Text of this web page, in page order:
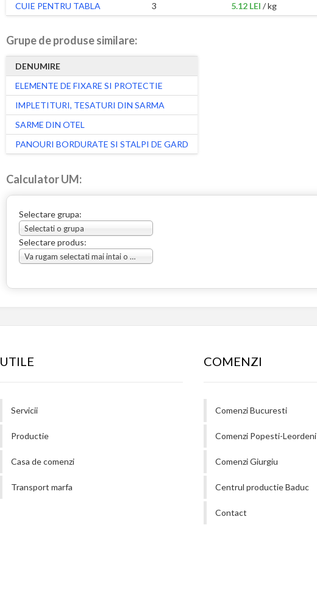
CUIE PENTRU TABLA
3 5.12 LEI / kg
Grupe de produse similare:
DENUMIRE
ELEMENTE DE FIXARE SI PROTECTIE
IMPLETITURI, TESATURI DIN SARMA
SARME DIN OTEL
PANOURI BORDURATE SI STALPI DE GARD
Calculator UM:
Selectare grupa:
Selectati o grupa
Selectare produs:
Va rugam selectati mai intai o grupa
UTILE
Servicii
Productie
Casa de comenzi
Transport marfa
COMENZI
Comenzi Bucuresti
Comenzi Popesti-Leordeni
Comenzi Giurgiu
Centrul productie Baduc
Contact